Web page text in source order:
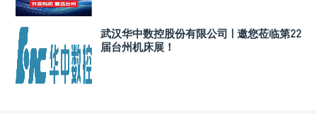
武汉华中数控股份有限公司 | 邀您莅临第22
届台州机床展！